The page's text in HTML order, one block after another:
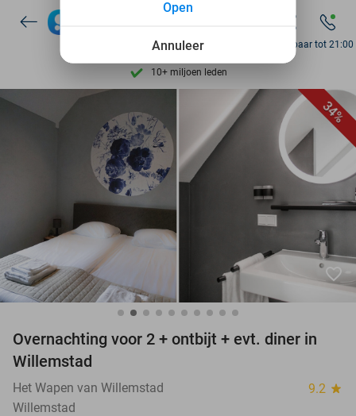
7 dagen per week beschikbaar
10+ miljoen leden
9,4 op basis van
7 dagen per week beschikbaar
10+ miljoen leden
Bereikbaar tot 21:00
34%
favorite_border
Overnachting voor 2 + ontbijt + evt. diner in
Willemstad
Het Wapen van Willemstad 9.2 star
Willemstad
Annuleer
Open